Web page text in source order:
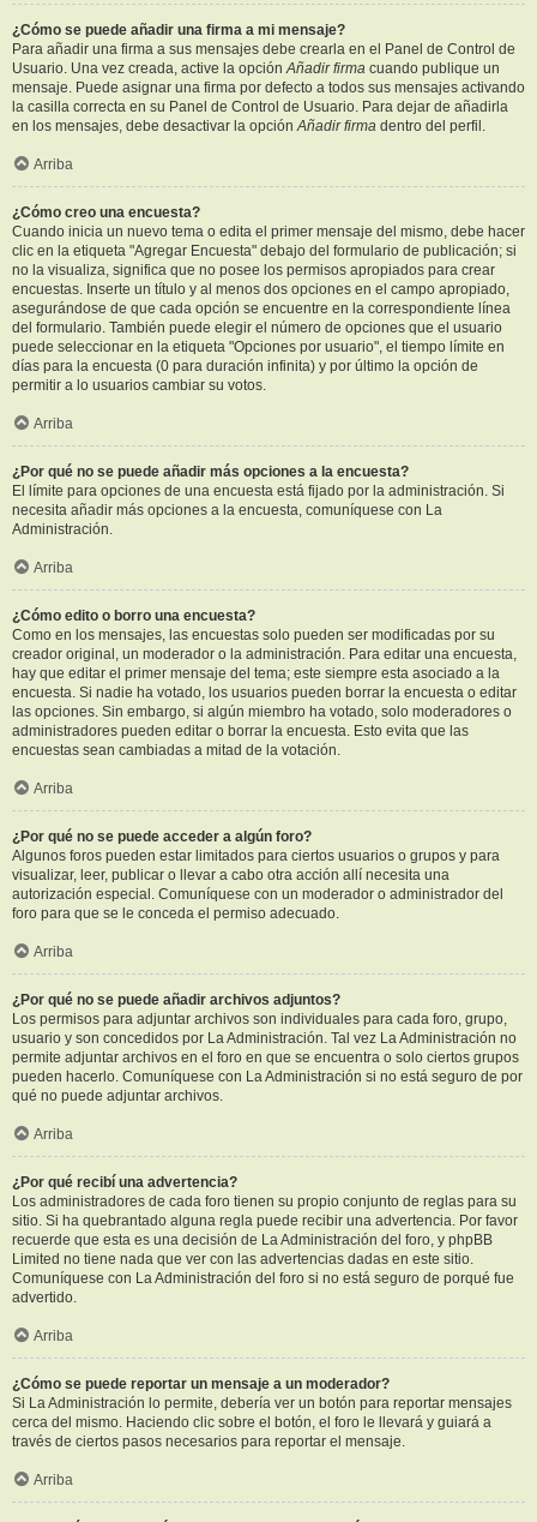
¿Cómo se puede añadir una firma a mi mensaje?
Para añadir una firma a sus mensajes debe crearla en el Panel de Control de
Usuario. Una vez creada, active la opciónAñadir firma cuando publique un
mensaje. Puede asignar una firma por defecto a todos sus mensajes activando
la casilla correcta en su Panel de Control de Usuario. Para dejar de añadirla
en los mensajes, debe desactivar la opciónAñadir firma dentro del perfil.
Arriba
¿Cómo creo una encuesta?
Cuando inicia un nuevo tema o edita el primer mensaje del mismo, debe hacer
clic en la etiqueta "Agregar Encuesta" debajo del formulario de publicación; si
no la visualiza, significa que no posee los permisos apropiados para crear
encuestas. Inserte un título y al menos dos opciones en el campo apropiado,
asegurándose de que cada opción se encuentre en la correspondiente línea
del formulario. También puede elegir el número de opciones que el usuario
puede seleccionar en la etiqueta "Opciones por usuario", el tiempo límite en
días para la encuesta (0 para duración infinita) y por último la opción de
permitir a lo usuarios cambiar su votos.
Arriba
¿Por qué no se puede añadir más opciones a la encuesta?
El límite para opciones de una encuesta está fijado por la administración. Si
necesita añadir más opciones a la encuesta, comuníquese con La
Administración.
Arriba
¿Cómo edito o borro una encuesta?
Como en los mensajes, las encuestas solo pueden ser modificadas por su
creador original, un moderador o la administración. Para editar una encuesta,
hay que editar el primer mensaje del tema; este siempre esta asociado a la
encuesta. Si nadie ha votado, los usuarios pueden borrar la encuesta o editar
las opciones. Sin embargo, si algún miembro ha votado, solo moderadores o
administradores pueden editar o borrar la encuesta. Esto evita que las
encuestas sean cambiadas a mitad de la votación.
Arriba
¿Por qué no se puede acceder a algún foro?
Algunos foros pueden estar limitados para ciertos usuarios o grupos y para
visualizar, leer, publicar o llevar a cabo otra acción allí necesita una
autorización especial. Comuníquese con un moderador o administrador del
foro para que se le conceda el permiso adecuado.
Arriba
¿Por qué no se puede añadir archivos adjuntos?
Los permisos para adjuntar archivos son individuales para cada foro, grupo,
usuario y son concedidos por La Administración. Tal vez La Administración no
permite adjuntar archivos en el foro en que se encuentra o solo ciertos grupos
pueden hacerlo. Comuníquese con La Administración si no está seguro de por
qué no puede adjuntar archivos.
Arriba
¿Por qué recibí una advertencia?
Los administradores de cada foro tienen su propio conjunto de reglas para su
sitio. Si ha quebrantado alguna regla puede recibir una advertencia. Por favor
recuerde que esta es una decisión de La Administración del foro, y phpBB
Limited no tiene nada que ver con las advertencias dadas en este sitio.
Comuníquese con La Administración del foro si no está seguro de porqué fue
advertido.
Arriba
¿Cómo se puede reportar un mensaje a un moderador?
Si La Administración lo permite, debería ver un botón para reportar mensajes
cerca del mismo. Haciendo clic sobre el botón, el foro le llevará y guiará a
través de ciertos pasos necesarios para reportar el mensaje.
Arriba